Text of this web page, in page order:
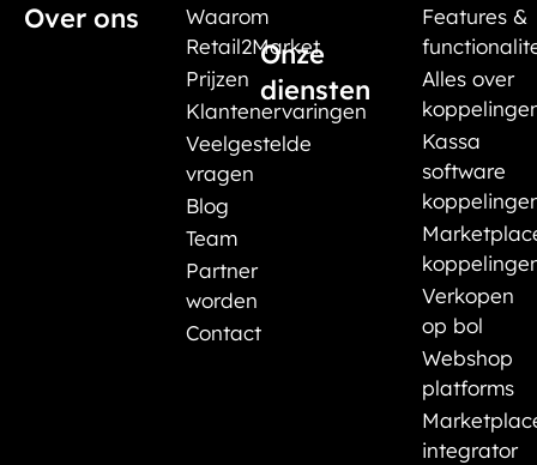
Over ons
Waarom
Retail2Market
Prijzen
Klantenervaringen
Veelgestelde
vragen
Blog
Team
Partner
worden
Contact
Onze
diensten
Features &
Alles over
Kassa
software
Verkopen
op bol
Webshop
platforms
integrator